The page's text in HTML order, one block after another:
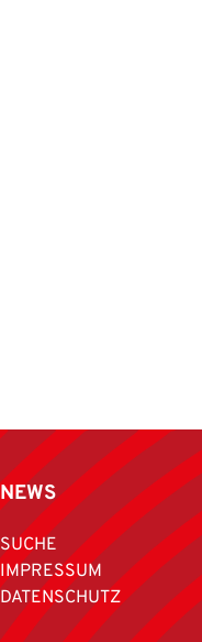
NEWS
SUCHE
IMPRESSUM
DATENSCHUTZ